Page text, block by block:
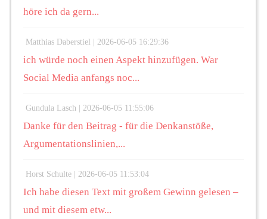
höre ich da gern...
Matthias Daberstiel | 2026-06-05 16:29:36
ich würde noch einen Aspekt hinzufügen. War
Social Media anfangs noc...
Gundula Lasch | 2026-06-05 11:55:06
Danke für den Beitrag - für die Denkanstöße,
Argumentationslinien,...
Horst Schulte | 2026-06-05 11:53:04
Ich habe diesen Text mit großem Gewinn gelesen –
und mit diesem etw...